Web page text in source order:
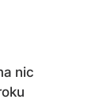
nic